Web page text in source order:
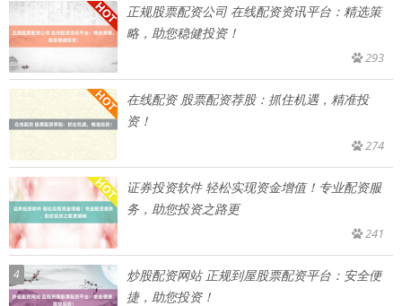
正规股票配资公司 在线配资资讯平台：精选策
略，助您稳健投资！
293
在线配资 股票配资荐股：抓住机遇，精准投
资！
274
证券投资软件 轻松实现资金增值！专业配资服
务，助您投资之路更
241
4
炒股配资网站 正规到屋股票配资平台：安全便
捷，助您投资！